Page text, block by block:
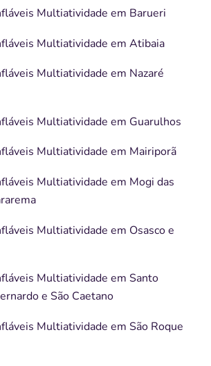
Multiatividade em Barueri
Multiatividade em Atibaia
Multiatividade em Nazaré
Multiatividade em Guarulhos
Multiatividade em Mairiporã
Multiatividade em Mogi das
Multiatividade em Osasco e
Multiatividade em Santo
e São Caetano
Multiatividade em São Roque